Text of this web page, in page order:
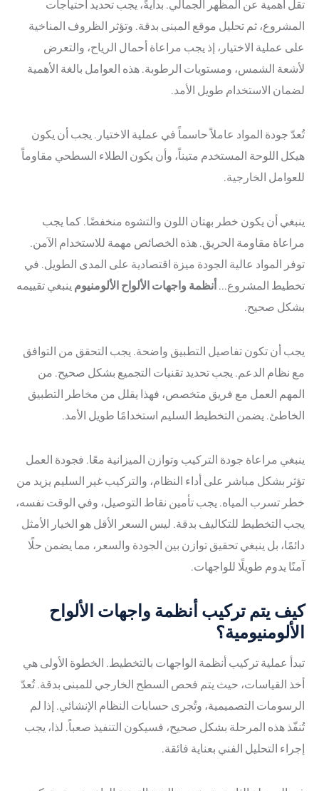
تقل أهمية عن المظهر الجمالي. بدايةً، يجب تحديد احتياجات
المشروع، ثم تحليل موقع المبنى بدقة. وتؤثر الظروف المناخية
على عملية الاختيار، إذ يجب مراعاة أحمال الرياح، والتعرض
لأشعة الشمس، ومستويات الرطوبة. هذه العوامل بالغة الأهمية
لضمان الاستخدام طويل الأمد.
تُعدّ جودة المواد عاملاً حاسماً في عملية الاختيار. يجب أن يكون
هيكل اللوحة المستخدم متيناً، وأن يكون الطلاء السطحي مقاوماً
للعوامل الخارجية.
ينبغي أن يكون خطر بهتان اللون والتشوه منخفضًا. كما يجب
مراعاة مقاومة الحريق. هذه الخصائص مهمة للاستخدام الآمن.
توفر المواد عالية الجودة ميزة اقتصادية على المدى الطويل. في
تخطيط المشروع...أنظمة واجهات الألواح الألومنيوم ينبغي تقييمه
بشكل صحيح.
يجب أن تكون تفاصيل التطبيق واضحة. يجب التحقق من التوافق
مع نظام الدعم. يجب تحديد تقنيات التجميع بشكل صحيح. من
المهم العمل مع فريق متخصص، فهذا يقلل من مخاطر التطبيق
الخاطئ. يضمن التخطيط السليم استخدامًا طويل الأمد.
ينبغي مراعاة جودة التركيب وتوازن الميزانية معًا. فجودة العمل
تؤثر بشكل مباشر على أداء النظام، والتركيب غير السليم يزيد من
خطر تسرب المياه. يجب تأمين نقاط التوصيل، وفي الوقت نفسه،
يجب التخطيط للتكاليف بدقة. ليس السعر الأقل هو الخيار الأمثل
دائمًا، بل ينبغي تحقيق توازن بين الجودة والسعر، مما يضمن حلًا
آمنًا يدوم طويلًا للواجهات.
كيف يتم تركيب أنظمة واجهات الألواح
الألومنيومية؟
تبدأ عملية تركيب أنظمة الواجهات بالتخطيط. الخطوة الأولى هي
أخذ القياسات، حيث يتم فحص السطح الخارجي للمبنى بدقة. تُعدّ
الرسومات التصميمية، وتُجرى حسابات النظام الإنشائي. إذا لم
تُنفّذ هذه المرحلة بشكل صحيح، فسيكون التنفيذ صعباً. لذا، يجب
إجراء التحليل الفني بعناية فائقة.